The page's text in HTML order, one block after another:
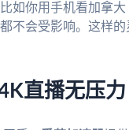
如你用手机看加拿
不会受影响。这样
直播无压力